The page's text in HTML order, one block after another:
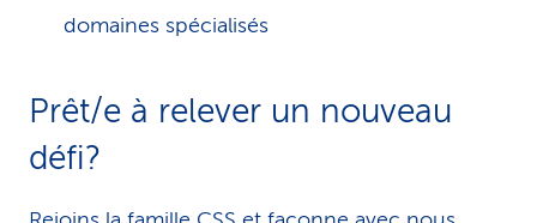
domaines spécialisés
Prêt/e à relever un nouveau
défi?